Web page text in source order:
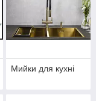
Мийки для кухні